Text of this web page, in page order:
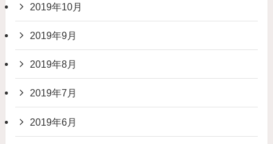
2019年10月
2019年9月
2019年8月
2019年7月
2019年6月